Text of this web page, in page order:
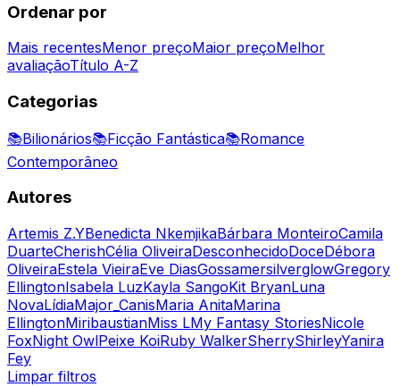
Ordenar por
Mais recentesMenor preçoMaior preçoMelhor
avaliaçãoTítulo A-Z
Categorias
📚Bilionários📚Ficção Fantástica📚Romance
Contemporâneo
Autores
Artemis Z.YBenedicta NkemjikaBárbara MonteiroCamila
DuarteCherishCélia OliveiraDesconhecidoDoceDébora
OliveiraEstela VieiraEve DiasGossamersilverglowGregory
EllingtonIsabela LuzKayla SangoKit BryanLuna
NovaLídiaMajor_CanisMaria AnitaMarina
EllingtonMiribaustianMiss LMy Fantasy StoriesNicole
FoxNight OwlPeixe KoiRuby WalkerSherryShirleyYanira
Fey
Limpar filtros